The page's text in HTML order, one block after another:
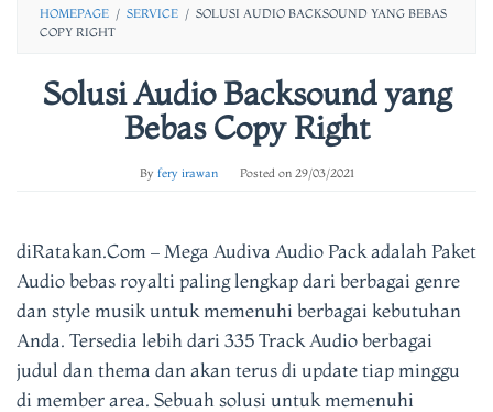
HOMEPAGE / SERVICE / SOLUSI AUDIO BACKSOUND YANG BEBAS
COPY RIGHT
Solusi Audio Backsound yang
Bebas Copy Right
By fery irawan Posted on 29/03/2021
diRatakan.Com – Mega Audiva Audio Pack adalah Paket
Audio bebas royalti paling lengkap dari berbagai genre
dan style musik untuk memenuhi berbagai kebutuhan
Anda. Tersedia lebih dari 335 Track Audio berbagai
judul dan thema dan akan terus di update tiap minggu
di member area. Sebuah solusi untuk memenuhi